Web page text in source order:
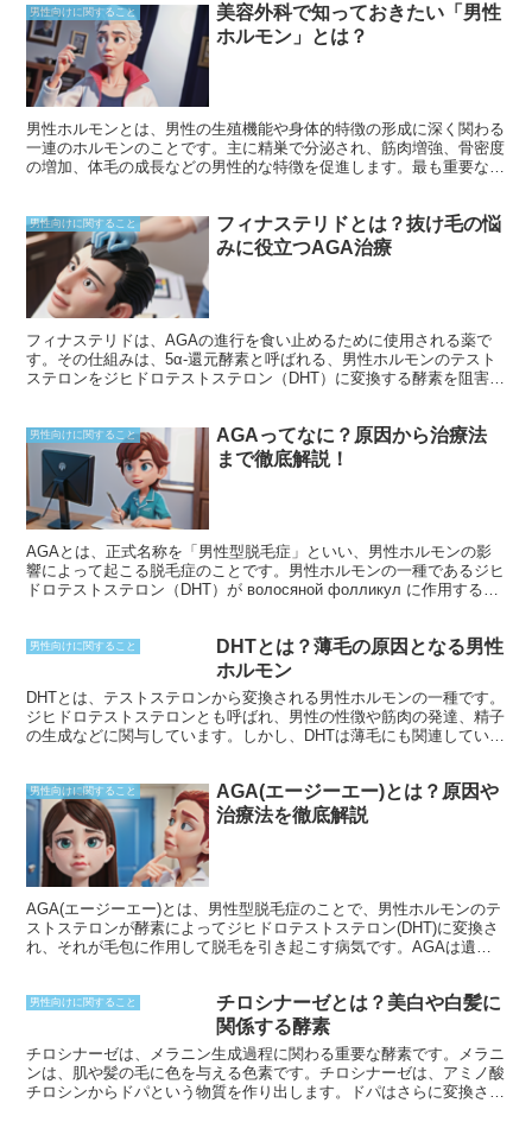
男性向けに関すること
美容外科で知っておきたい「男性
ホルモン」とは？
男性ホルモンとは、男性の生殖機能や身体的特徴の形成に深く関わる
一連のホルモンのことです。主に精巣で分泌され、筋肉増強、骨密度
の増加、体毛の成長などの男性的な特徴を促進します。最も重要な男
男性向けに関すること
フィナステリドとは？抜け毛の悩
みに役立つAGA治療
フィナステリドは、AGAの進行を食い止めるために使用される薬で
す。その仕組みは、5α-還元酵素と呼ばれる、男性ホルモンのテスト
ステロンをジヒドロテストステロン（DHT）に変換する酵素を阻害す
することで、DHTの生成が抑えられ、毛包の縮小が防がれて抜け毛を
減らすことができます。
男性向けに関すること
AGAってなに？原因から治療法
まで徹底解説！
AGAとは、正式名称を「男性型脱毛症」といい、男性ホルモンの影
響によって起こる脱毛症のことです。男性ホルモンの一種であるジヒ
ドロテストステロン（DHT）が волосяной фолликул に作用するこ
なってしまいます。これが進行すると、最終的には発毛が停止し、脱
毛症へとつながります。AGAは遺伝的な要因が強く、父親や祖父な
どにAGAの人がいる場合、発症する可能性が高くなります。
男性向けに関すること
DHTとは？薄毛の原因となる男性
ホルモン
DHTとは、テストステロンから変換される男性ホルモンの一種です。
ジヒドロテストステロンとも呼ばれ、男性の性徴や筋肉の発達、精子
の生成などに関与しています。しかし、DHTは薄毛にも関連していま
男性向けに関すること
AGA(エージーエー)とは？原因や
治療法を徹底解説
AGA(エージーエー)とは、男性型脱毛症のことで、男性ホルモンのテ
ストステロンが酵素によってジヒドロテストステロン(DHT)に変換さ
れ、それが毛包に作用して脱毛を引き起こす病気です。AGAは遺伝
男性向けに関すること
チロシナーゼとは？美白や白髪に
関係する酵素
チロシナーゼは、メラニン生成過程に関わる重要な酵素です。メラニ
ンは、肌や髪の毛に色を与える色素です。チロシナーゼは、アミノ酸
チロシンからドパという物質を作り出します。ドパはさらに変換さ